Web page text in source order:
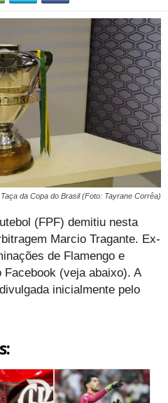
Taça da Copa do Brasil (Foto: Tayrane Corrêa)
(FPF) demitiu nesta
Marcio Tragante. Ex-
de Flamengo e
(veja abaixo). A
inicialmente pelo